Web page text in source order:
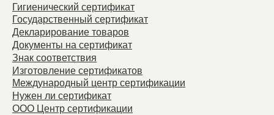
Гигиенический сертификат
Государственный сертификат
Декларирование товаров
Документы на сертификат
Знак соответствия
Изготовление сертификатов
Международный центр сертификации
Нужен ли сертификат
ООО Центр сертификации